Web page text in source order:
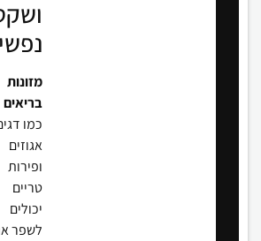
נפשי
מזונות
בריאים
כמו
אגוזים
ופירות
טריים
יכולים
לשפר